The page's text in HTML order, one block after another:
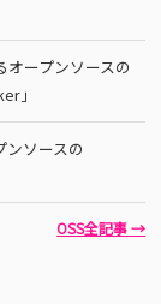
ープンソースの
」
ンソースの
OSS全記事 →